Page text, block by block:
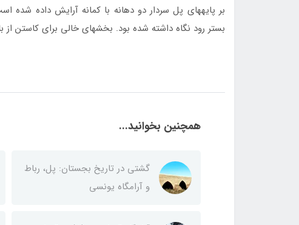
بر پایه­های پل سردار دو دهانه با کمانه آرایش داده
بستر رود نگاه داشته شده بود. بخش­های خالی برای کاستن از
همچنین بخوانید...
گشتی در تاریخ بجستان: پل، رباط
و آرامگاه یونسی